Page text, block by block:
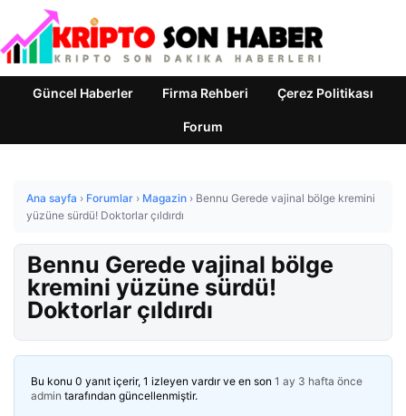
Güncel Haberler Firma Rehberi Çerez Politikası
Forum
Ana sayfa › Forumlar › Magazin › Bennu Gerede vajinal bölge kremini
yüzüne sürdü! Doktorlar çıldırdı
Bennu Gerede vajinal bölge
kremini yüzüne sürdü!
Doktorlar çıldırdı
Bu konu 0 yanıt içerir, 1 izleyen vardır ve en son 1 ay 3 hafta önce
admin tarafından güncellenmiştir.